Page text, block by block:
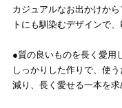
カジュアルなお出かけか
トにも馴染むデザインで
●質の良いものを長く愛用
しっかりした作りで、使
減り、長く愛せる一本を求